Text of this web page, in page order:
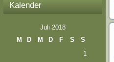
Kalender
Juli 2018
M
D M D F S
S
1